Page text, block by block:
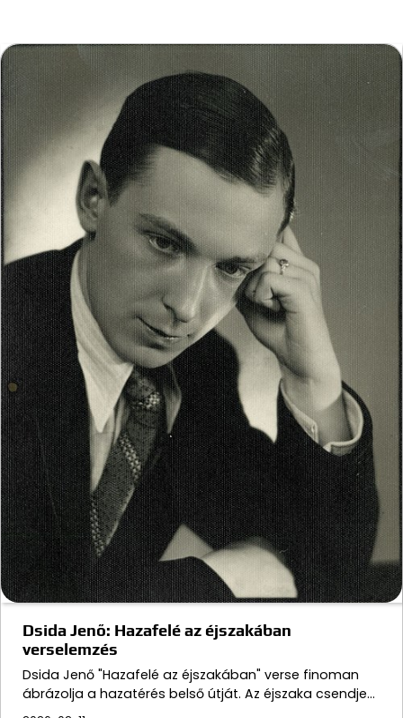
Dsida Jenő: Hazafelé az éjszakában
verselemzés
Dsida Jenő "Hazafelé az éjszakában" verse finoman
ábrázolja a hazatérés belső útját. Az éjszaka csendje…